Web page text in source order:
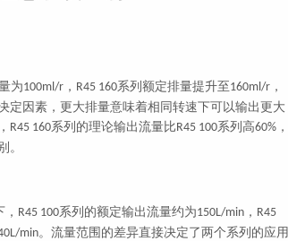
为100ml/r ， R45 160系列额定排量提升至 160ml/r ，
定因素，更大排量意味着相同转速下可以输出更大
R45 160系列的理论输出流量比R45 100系列高60% ，
。
R45 100系列的额定输出流量约为150L/min ， R45
min。流量范围的差异直接决定了两个系列的应用